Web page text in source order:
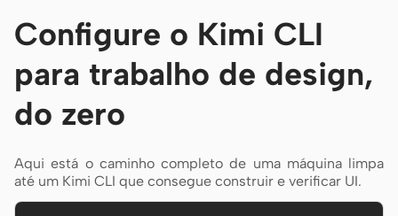
Configure o Kimi CLI
para trabalho de design,
do zero
Aqui está o caminho completo de uma máquina limpa
até um Kimi CLI que consegue construir e verificar UI.